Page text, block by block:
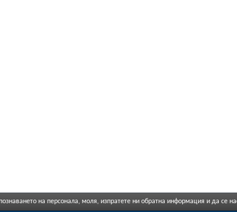
на персонала, моля, изпратете ни обратна информация и да се